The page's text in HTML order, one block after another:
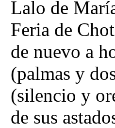
Lalo de
Feria de
de nuevo a
(palmas y
(silencio y
de sus